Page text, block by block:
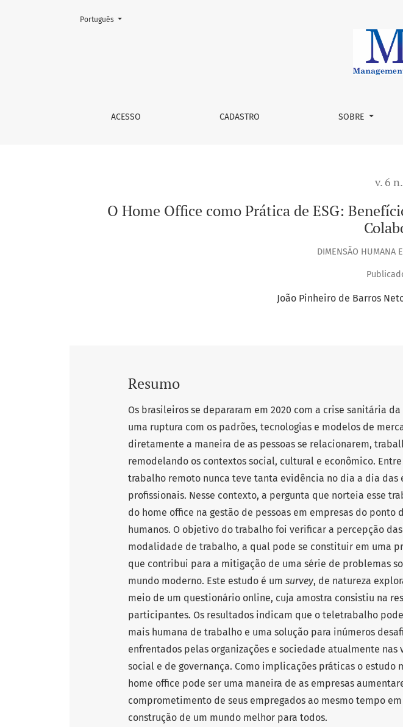
O Home Office como Prática de ESG: Benefícios e Humanização do
ACESSO CADASTRO SOBRE
Mudar o idioma. O atual é:
Português
v. 6
O Home Office como Prática de ESG:
DIMENSÃO HUMANA
João Pinheiro de Barros
Resumo
Os brasileiros se depararam em 2020 com a crise sanitária
uma ruptura com os padrões, tecnologias e modelos de
diretamente a maneira de as pessoas se relacionarem,
remodelando os contextos social, cultural e econômico. Entre
trabalho remoto nunca teve tanta evidência no dia a dia das
profissionais. Nesse contexto, a pergunta que norteia esse
do home office na gestão de pessoas em empresas do ponto
humanos. O objetivo do trabalho foi verificar a percepção das
modalidade de trabalho, a qual pode se constituir em uma
que contribui para a mitigação de uma série de problemas
mundo moderno. Este estudo é um survey, de natureza
meio de um questionário online, cuja amostra consistiu na
participantes. Os resultados indicam que o teletrabalho
mais humana de trabalho e uma solução para inúmeros
enfrentados pelas organizações e sociedade atualmente
social e de governança. Como implicações práticas o estudo
home office pode ser uma maneira de as empresas
comprometimento de seus empregados ao mesmo tempo
construção de um mundo melhor para todos.